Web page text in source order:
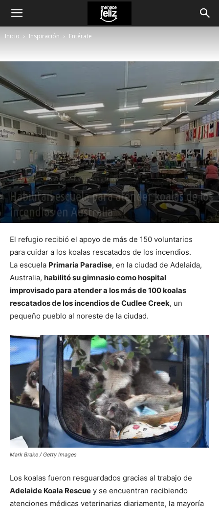
Inicio Inspiración Entérate
Inspiración Entérate Naturaleza y fauna
Habilitan escuela para atender koalas de los
incendios en Australia
El refugio recibió el apoyo de más de 150 voluntarios
para cuidar a los koalas rescatados de los incendios.
La escuela Primaria Paradise, en la ciudad de Adelaida,
Australia, habilitó su gimnasio como hospital
improvisado para atender a los más de 100 koalas
rescatados de los incendios de Cudlee Creek, un
pequeño pueblo al noreste de la ciudad.
Mark Brake / Getty Images
Los koalas fueron resguardados gracias al trabajo de
Adelaide Koala Rescue y se encuentran recibiendo
atenciones médicas veterinarias diariamente, la mayoría